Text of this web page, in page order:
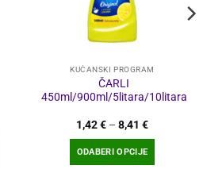
KUĆANSKI PROGRAM
ČARLI
450ml/900ml/5litara/10litara
1,42€ – 8,41 €Raspon
do
ODABERI OPCIJE